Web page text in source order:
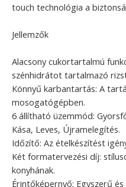
touch technológia a
Jellemzők
Alacsony cukortartalmú
szénhidrátot tartalmazó
Könnyű karbantartás: A
mosogatógépben.
6 állítható üzemmód:
Kása, Leves, Újramelegítés.
Időzítő: Az ételkészítést
Két formatervezési díj:
konyhának.
Érintőképernyő: Egyszerű